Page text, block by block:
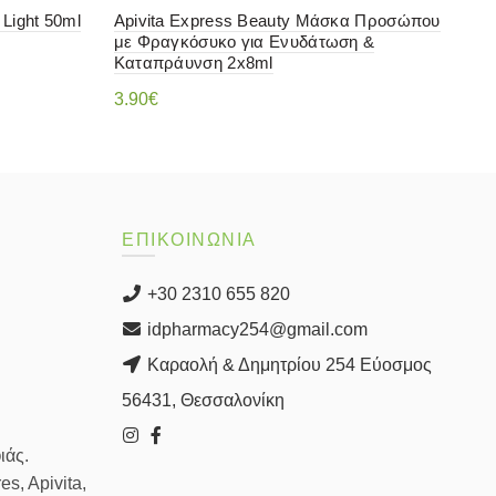
50ml
Apivita Express Beauty Μάσκα Προσώπου
με Φραγκόσυκο για Ενυδάτωση &
Καταπράυνση 2x8ml
3.90€
Apivita,
ΕΠΙΚΟΙΝΩΝΙΑ
+30 2310 655 820
idpharmacy254@gmail.com
Καραολή & Δημητρίου 254 Εύοσμος
56431, Θεσσαλονίκη